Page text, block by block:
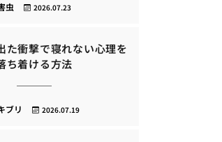
2026.07.23
虫
た衝撃で寝れない心理を
ち着ける方法
2026.07.19
ブリ